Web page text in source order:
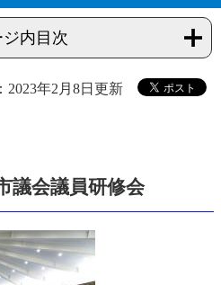
内目次
2023年2月8日更新
議会議員研修会